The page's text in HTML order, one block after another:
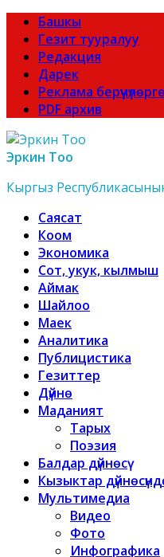
Башкы
Гезит тууралуу
Редакция
Дарек
Реклама берүүчүлөргө
PDF архив
Эркин Тоо
Кыргыз
Саясат
Коом
Экономика
Сот, укук, кылмыш
Аймак
Шайлоо
Маек
Аналитика
Публицистика
Гезиттер
Дүйнө
Маданият
Тарых
Поэзия
Балдар дүйнөсү
Кызыктар
Мультимедиа
Видео
Фото
Инфографика